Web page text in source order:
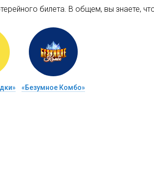
билета. В общем, вы знаете,
«Безумное Комбо»